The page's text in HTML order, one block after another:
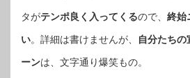
タがテンポ良く入ってくるので、 終始
い。詳細は書けませんが、 自分たち
ーンは、文字通り爆笑もの。